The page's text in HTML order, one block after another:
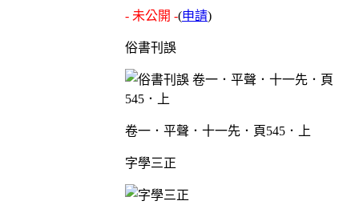
- 未公開 -(申請)
俗書刊誤
卷一．平聲．十一先．頁545．上
字學三正